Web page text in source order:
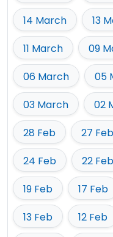
14 March
13
11 March
09
06 March
05
03 March
02
28 Feb
27 Feb
24 Feb
22 Feb
19 Feb
17 Feb
13 Feb
12 Feb